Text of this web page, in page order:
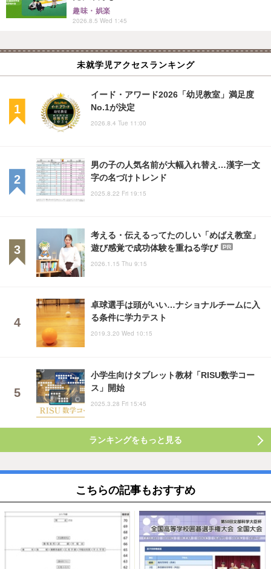
趣味・娯楽
2026.8.5 Wed 1:45
未就学児アクセスランキング
イード・アワード2026「幼児教室」満足度
No.1が決定
2026.8.4 Tue 11:00
男の子の人気名前が大幅入れ替え…漢字一文
字の名づけトレンド
2025.8.22 Fri 19:15
考える・伝えるってたのしい「めばえ教室」
遊び感覚で成功体験を重ねる学び
PR
2026.1.15 Thu 9:15
卓球選手は頭がいい…ナショナルチームに入
る条件に学力テスト
2019.3.20 Wed 10:15
小学生向けタブレット教材「RISU数学コー
ス」開始
2025.3.28 Fri 15:45
ランキングをもっと見る
こちらの記事もおすすめ